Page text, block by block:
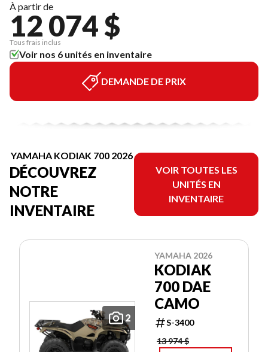
À partir de
12 074 $
Tous frais inclus
Voir nos 6 unités en inventaire
DEMANDE DE PRIX
YAMAHA KODIAK 700 2026
DÉCOUVREZ
NOTRE
INVENTAIRE
VOIR TOUTES LES
UNITÉS EN
INVENTAIRE
2
YAMAHA 2026
KODIAK
700 DAE
CAMO
S-3400
13 974 $